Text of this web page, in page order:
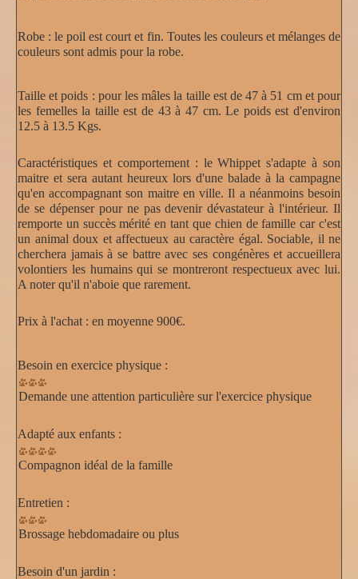
Robe : le poil est court et fin. Toutes les couleurs et mélanges de
couleurs sont admis pour la robe.
Taille et poids : pour les mâles la taille est de 47 à 51 cm et pour
les femelles la taille est de 43 à 47 cm. Le poids est d'environ
12.5 à 13.5 Kgs.
Caractéristiques et comportement : le Whippet s'adapte à son
maitre et sera autant heureux lors d'une balade à la campagne
qu'en accompagnant son maitre en ville. Il a néanmoins besoin
de se dépenser pour ne pas devenir dévastateur à l'intérieur. Il
remporte un succès mérité en tant que chien de famille car c'est
un animal doux et affectueux au caractère égal. Sociable, il ne
cherchera jamais à se battre avec ses congénères et accueillera
volontiers les humains qui se montreront respectueux avec lui.
A noter qu'il n'aboie que rarement.
Prix à l'achat : en moyenne 900€.
Besoin en exercice physique :
Demande une attention particulière sur l'exercice physique
Adapté aux enfants :
Compagnon idéal de la famille
Entretien :
Brossage hebdomadaire ou plus
Besoin d'un jardin :